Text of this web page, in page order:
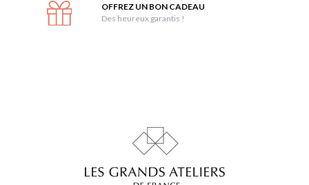
OFFREZ UN BON CADEAU
Des heureux garantis !